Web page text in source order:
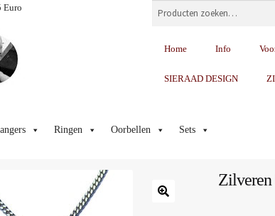
Euro Zoeken
Home Info
SIERAAD DESIGN
Ringen Oorbellen Sets
Zilveren